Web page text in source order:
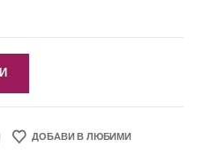
ДОБАВИ В ЛЮБИМИ